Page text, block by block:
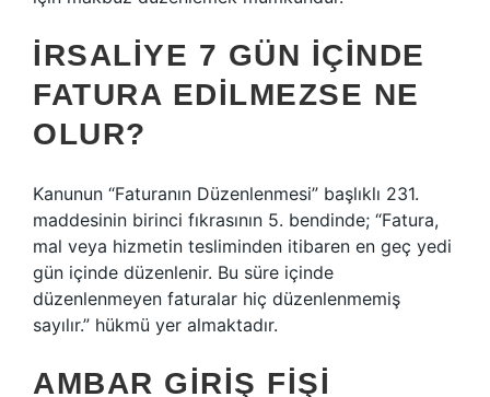
İRSALIYE 7 GÜN IÇINDE
FATURA EDILMEZSE NE
OLUR?
Kanunun “Faturanın Düzenlenmesi” başlıklı 231.
maddesinin birinci fıkrasının 5. bendinde; “Fatura,
mal veya hizmetin tesliminden itibaren en geç yedi
gün içinde düzenlenir. Bu süre içinde
düzenlenmeyen faturalar hiç düzenlenmemiş
sayılır.” hükmü yer almaktadır.
AMBAR GIRIŞ FIŞI